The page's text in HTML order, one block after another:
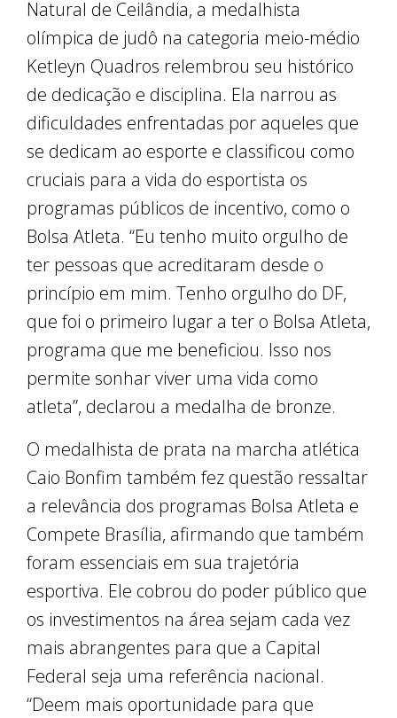
Natural de Ceilândia, a medalhista
olímpica de judô na categoria meio-médio
Ketleyn Quadros relembrou seu histórico
de dedicação e disciplina. Ela narrou as
dificuldades enfrentadas por aqueles que
se dedicam ao esporte e classificou como
cruciais para a vida do esportista os
programas públicos de incentivo, como o
Bolsa Atleta. “Eu tenho muito orgulho de
ter pessoas que acreditaram desde o
princípio em mim. Tenho orgulho do DF,
que foi o primeiro lugar a ter o Bolsa Atleta,
programa que me beneficiou. Isso nos
permite sonhar viver uma vida como
atleta”, declarou a medalha de bronze.
O medalhista de prata na marcha atlética
Caio Bonfim também fez questão ressaltar
a relevância dos programas Bolsa Atleta e
Compete Brasília, afirmando que também
foram essenciais em sua trajetória
esportiva. Ele cobrou do poder público que
os investimentos na área sejam cada vez
mais abrangentes para que a Capital
Federal seja uma referência nacional.
“Deem mais oportunidade para que